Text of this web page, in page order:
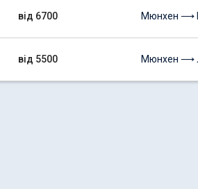
від 6700
від 5500
Мюнхен ⟶
Мюнхен ⟶